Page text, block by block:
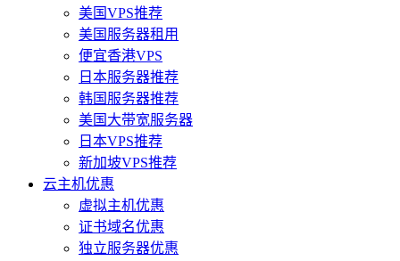
美国VPS推荐
美国服务器租用
便宜香港VPS
日本服务器推荐
韩国服务器推荐
美国大带宽服务器
日本VPS推荐
新加坡VPS推荐
云主机优惠
虚拟主机优惠
证书域名优惠
独立服务器优惠